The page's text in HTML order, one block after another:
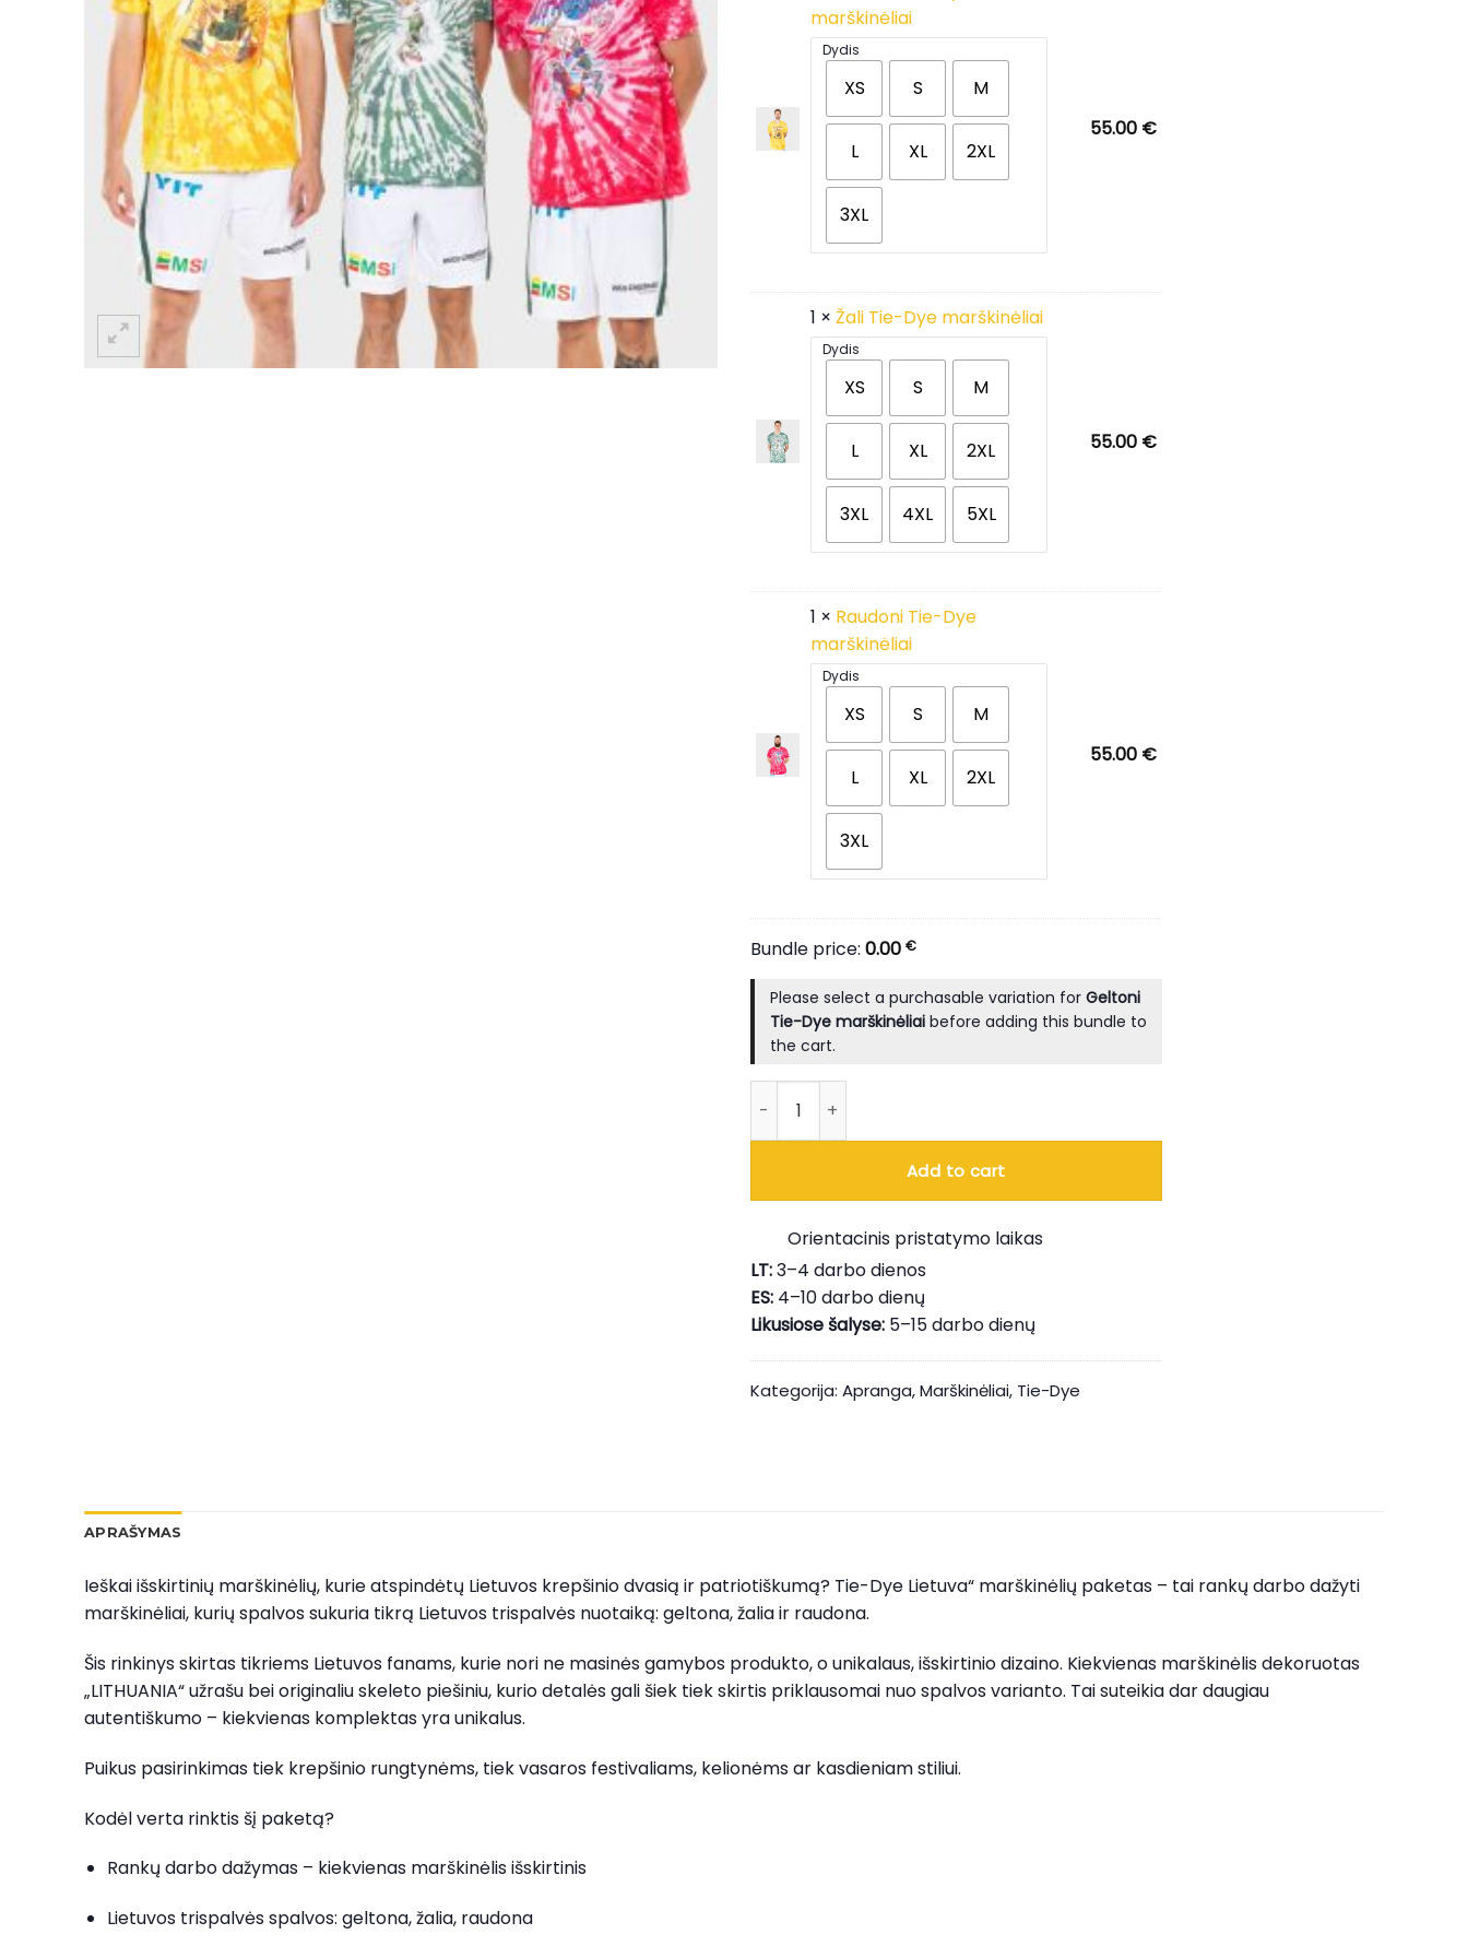
marškinėliai
Dydis
XS S M
L XL 2XL
3XL
55.00 €
1 × Žali Tie-Dye marškinėliai
Dydis
XS S M
L XL 2XL
3XL 4XL 5XL
55.00 €
1 × Raudoni Tie-Dye
marškinėliai
Dydis
XS S M
L XL 2XL
3XL
55.00 €
Bundle price: 0.00 €
Please select a purchasable variation for Geltoni
Tie-Dye marškinėliai before adding this bundle to
the cart.
Add to cart
Orientacinis pristatymo laikas
LT:3–4 darbo dienos
ES: 4–10 darbo dienų
Likusiose šalyse: 5–15 darbo dienų
Kategorija: Apranga,Marškinėliai, Tie-Dye
APRAŠYMAS
Ieškai išskirtinių marškinėlių, kurie atspindėtų Lietuvos krepšinio dvasią ir patriotiškumą? Tie-Dye Lietuva“ marškinėlių paketas – tai rankų darbo dažyti
marškinėliai, kurių spalvos sukuria tikrą Lietuvos trispalvės nuotaiką: geltona, žalia ir raudona.
Šis rinkinys skirtas tikriems Lietuvos fanams, kurie nori ne masinės gamybos produkto, o unikalaus, išskirtinio dizaino. Kiekvienas marškinėlis dekoruotas
„LITHUANIA“ užrašu bei originaliu skeleto piešiniu, kurio detalės gali šiek tiek skirtis priklausomai nuo spalvos varianto. Tai suteikia dar daugiau
autentiškumo – kiekvienas komplektas yra unikalus.
Puikus pasirinkimas tiek krepšinio rungtynėms, tiek vasaros festivaliams, kelionėms ar kasdieniam stiliui.
Kodėl verta rinktis šį paketą?
Rankų darbo dažymas – kiekvienas marškinėlis išskirtinis
Lietuvos trispalvės spalvos: geltona, žalia, raudona